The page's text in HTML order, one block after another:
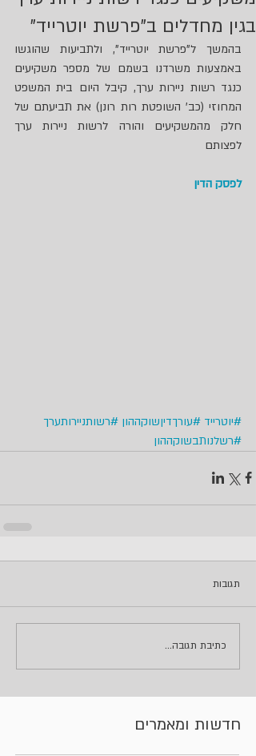
בגין מחדלים ב"פרשת יוטרייד"
לפצותם
לפסק הדין
#יוטרייד #עורךדיןשוקההון #רשותניירותערך
#רשלנותבשוקההון
תגובות
כתיבת תגובה...
חדשות ומאמרים